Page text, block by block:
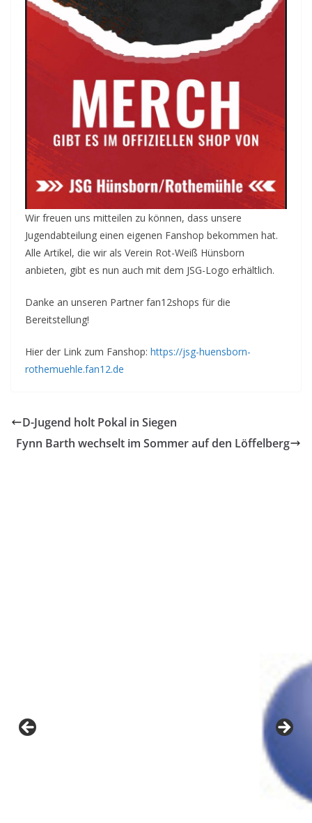
Wir freuen uns mitteilen zu können, dass unsere
Jugendabteilung einen eigenen Fanshop bekommen hat.
Alle Artikel, die wir als Verein Rot-Weiß Hünsborn
anbieten, gibt es nun auch mit dem JSG-Logo erhältlich.
Danke an unseren Partner fan12shops für die
Bereitstellung!
Hier der Link zum Fanshop: https://jsg-huensborn-
rothemuehle.fan12.de
D-Jugend holt Pokal in Siegen
Fynn Barth wechselt im Sommer auf den Löffelberg